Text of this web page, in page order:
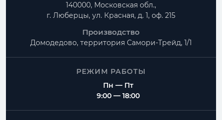
140000, Московская обл.,
г. Люберцы, ул. Красная, д. 1, оф. 215
Производство
Домодедово, территория Самори-Трейд, 1/1
РЕЖИМ РАБОТЫ
Пн — Пт
9:00 — 18:00